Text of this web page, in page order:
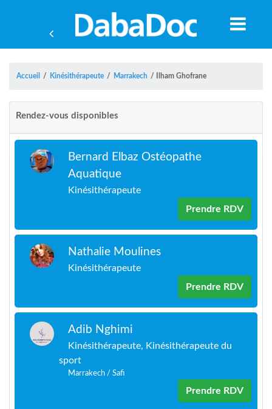
Accueil / Kinésithérapeute / Marrakech / Ilham Ghofrane
Rendez-vous disponibles
Bernard Elbaz Ostéopathe
Aquatique
Kinésithérapeute
Prendre RDV
Nathalie Moulines
Kinésithérapeute
Prendre RDV
Adib Nghimi
Kinésithérapeute, Kinésithérapeute du
sport
Marrakech / Safi
Prendre RDV